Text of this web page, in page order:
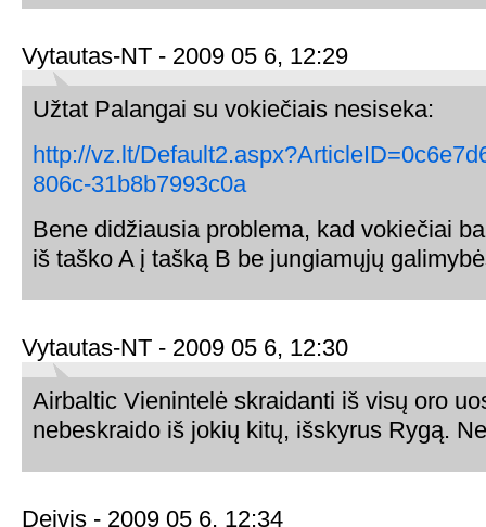
Vytautas-NT - 2009 05 6, 12:29
Užtat Palangai su vokiečiais nesiseka:
http://vz.lt/
806c-31b8b7993c0a
Bene didžiausia problema, kad vokiečiai
iš taško A į tašką B be jungiamųjų
Vytautas-NT - 2009 05 6, 12:30
Airbaltic Vienintelė skraidanti iš visų oro
nebeskraido iš jokių kitų, išskyrus Rygą.
Deivis - 2009 05 6, 12:34